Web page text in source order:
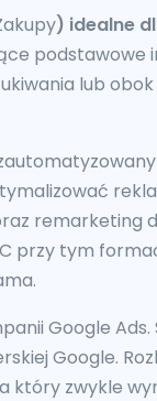
) idealne
podstawowe
lub
remarketing
przy tym
Google
Google.
który zwykle